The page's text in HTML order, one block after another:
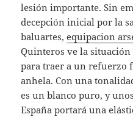
lesión importante. Sin
decepción inicial por la
baluartes,equipacion
Quinteros ve la
para traer a un refuerzo
anhela. Con una
es un blanco puro, y
España portará una